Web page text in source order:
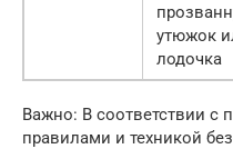
утюжок
лодочка
Важно: В соответствии с
правилами и техникой